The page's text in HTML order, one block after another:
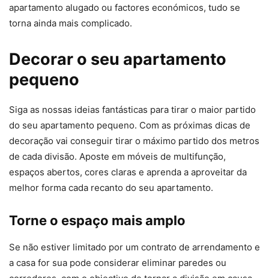
apartamento alugado ou factores económicos, tudo se
torna ainda mais complicado.
Decorar o seu apartamento
pequeno
Siga as nossas ideias fantásticas para tirar o maior partido
do seu apartamento pequeno. Com as próximas dicas de
decoração vai conseguir tirar o máximo partido dos metros
de cada divisão. Aposte em móveis de multifunção,
espaços abertos, cores claras e aprenda a aproveitar da
melhor forma cada recanto do seu apartamento.
Torne o espaço mais amplo
Se não estiver limitado por um contrato de arrendamento e
a casa for sua pode considerar eliminar paredes ou